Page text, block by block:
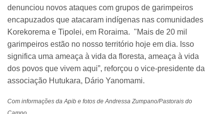
denunciou novos ataques com grupos de garimpeiros
encapuzados que atacaram indígenas nas comunidades
Korekorema e Tipolei, em Roraima. "Mais de 20 mil
garimpeiros estão no nosso território hoje em dia. Isso
significa uma ameaça à vida da floresta, ameaça à vida
dos povos que vivem aqui”, reforçou o vice-presidente da
associação Hutukara, Dário Yanomami.
Com informações da Apib e fotos de Andressa Zumpano/Pastorais do